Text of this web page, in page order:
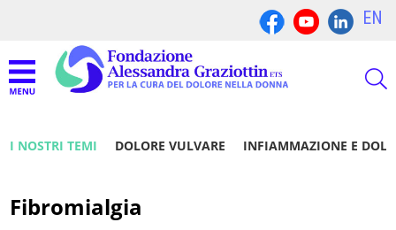
EN
I NOSTRI TEMI DOLORE VULVARE INFIAMMAZIONE E
Fibromialgia